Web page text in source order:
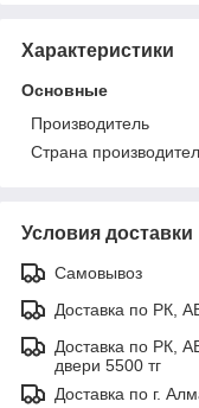
Характеристики
Основные
Производитель
Страна
Условия доставки
Самовывоз
Доставка по РК,
Доставка по РК,
двери 5500 тг
Доставка по г.